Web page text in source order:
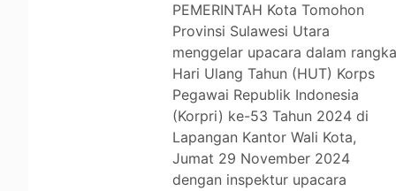
PEMERINTAH Kota Tomohon
Provinsi Sulawesi Utara
menggelar upacara dalam
Hari Ulang Tahun (HUT) Korps
Pegawai Republik Indonesia
(Korpri) ke-53 Tahun 2024 di
Lapangan Kantor Wali Kota,
Jumat 29 November 2024
dengan inspektur upacara